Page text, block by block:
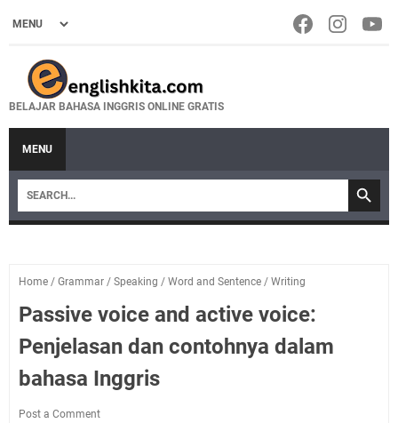
BELAJAR BAHASA INGGRIS ONLINE GRATIS
MENU
Home / Grammar / Speaking / Word and Sentence / Writing
Passive voice and active voice:
Penjelasan dan contohnya dalam
bahasa Inggris
Post a Comment